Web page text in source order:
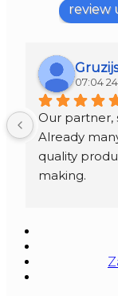
review
07:04
Our partner,
Already
quality
making.
At our